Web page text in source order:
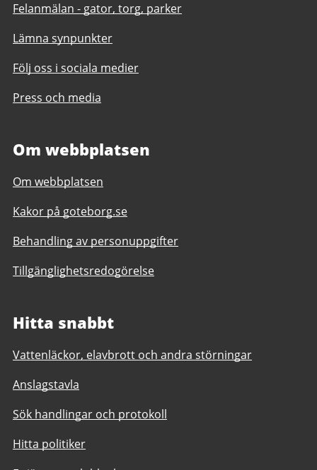
Felanmälan - gator, torg, parker
Lämna synpunkter
Följ oss i sociala medier
Press och media
Om webbplatsen
Om webbplatsen
Kakor på goteborg.se
Behandling av personuppgifter
Tillgänglighetsredogörelse
Hitta snabbt
Vattenläckor, elavbrott och andra störningar
Anslagstavla
Sök handlingar och protokoll
Hitta politiker